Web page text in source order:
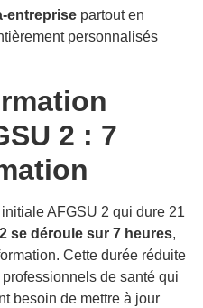
entreprise partout en
personnalisés
2 : 7
AFGSU 2 qui dure 21
se déroule sur 7 heures,
Cette durée réduite
de santé qui
besoin de mettre à jour